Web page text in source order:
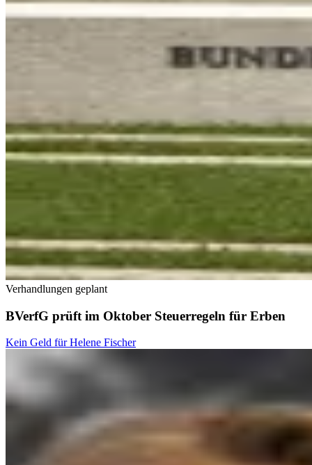
Verhandlungen geplant
BVerfG prüft im Oktober Steuerregeln für Erben
Kein Geld für Helene Fischer